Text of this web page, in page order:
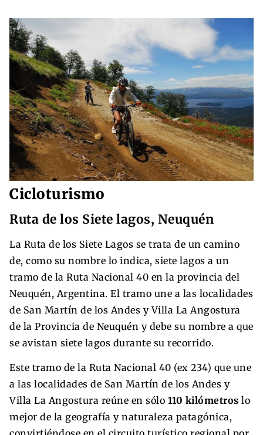
Cicloturismo
Ruta de los Siete lagos, Neuquén
La Ruta de los Siete Lagos se trata de un camino
de, como su nombre lo indica, siete lagos a un
tramo de la Ruta Nacional 40 ​en la provincia del
Neuquén, Argentina. El tramo une a las localidades
de San Martín de los Andes y Villa La Angostura
de la Provincia de Neuquén y debe su nombre a que
se avistan siete lagos durante su recorrido.
Este tramo de la Ruta Nacional 40 (ex 234) que une
a las localidades de San Martín de los Andes y
Villa La Angostura reúne en sólo 110 kilómetros lo
mejor de la geografía y naturaleza patagónica,